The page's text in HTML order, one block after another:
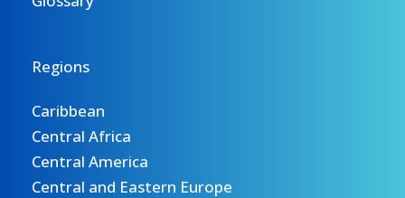
Regions
Caribbean
Central Africa
Central America
Central and Eastern Europe